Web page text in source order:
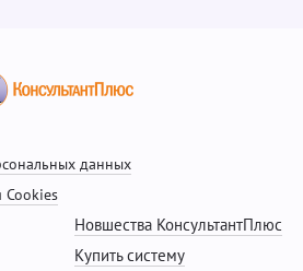
данных
Cookies
Новшества КонсультантПлюс
Купить систему